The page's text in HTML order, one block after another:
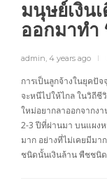
มนุษย์เงิน
ออกมาทำ
admin, 4 years ago
การเป็นลูกจ้างในยุคปั
จะหนีไปให้ไกล ในวิถีชี
ใหม่อยากลาออกจากงา
2-3 ปีที่ผ่านมา บนแผง
มาก อย่างที่ไม่เคยมีมา
ชนิดนั้นเงินล้าน พืชชนิ